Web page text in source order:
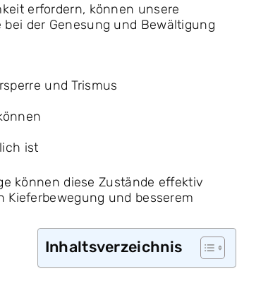
erfordern, können unsere
der Genesung und Bewältigung
und Trismus
ist
können diese Zustände effektiv
Kieferbewegung und besserem
Inhaltsverzeichnis